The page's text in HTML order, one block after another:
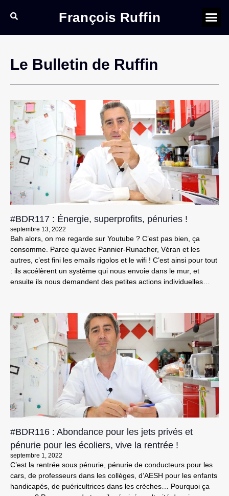
François Ruffin
Le Bulletin de Ruffin
#BDR117 : Énergie, superprofits, pénuries !
septembre 13, 2022
Bah alors, on me regarde sur Youtube ? C’est pas bien, ça
consomme. Parce qu’avec Pannier-Runacher, Véran et les
autres, c’est fini les emails rigolos et le wifi ! C’est ainsi pour tout
: ils accélèrent un système qui nous envoie dans le mur, et
ensuite ils nous demandent des petites actions individuelles…
#BDR116 : Abondance pour les jets privés et
pénurie pour les écoliers, vive la rentrée !
septembre 1, 2022
C’est la rentrée sous pénurie, pénurie de conducteurs pour les
cars, de professeurs dans les collèges, d’AESH pour les enfants
handicapés, de puéricultrices dans les crèches… Pourquoi ça